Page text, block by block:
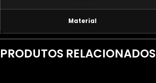
Material
PRODUTOS RELACIONADOS